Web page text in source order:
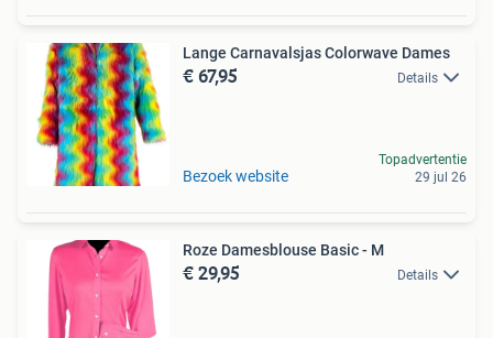
Lange Carnavalsjas Colorwave Dames
€ 67,95 Details
Bezoek website
Topadvertentie
29 jul 26
Roze Damesblouse Basic - M
€ 29,95 Details